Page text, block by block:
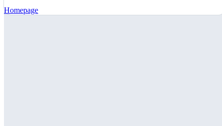
Homepage